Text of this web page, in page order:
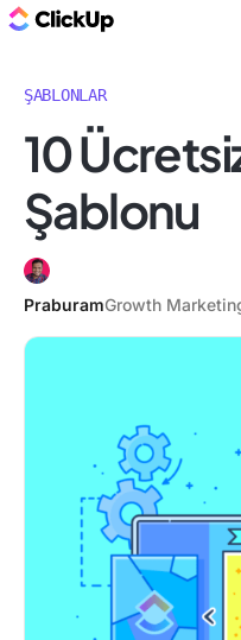
ŞABLONLAR
10
Şablonu
PraburamGrowth